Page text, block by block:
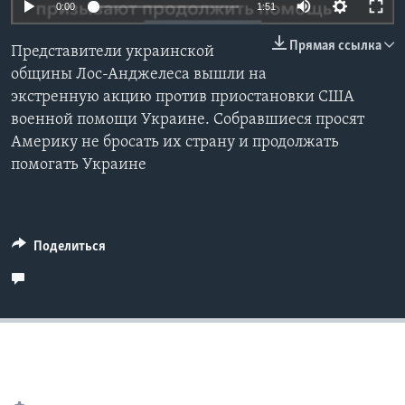
СОЦИАЛЬНЫЕ СЕТИ
Языки
Auto 240p 360p
1080p
0:00 1:51
480p
720p
Прямая ссылка
Представители украинской
общины Лос-Анджелеса вышли на
экстренную акцию против приостановки США
военной помощи Украине. Собравшиеся просят
Америку не бросать их страну и продолжать
помогать Украине
Поделиться